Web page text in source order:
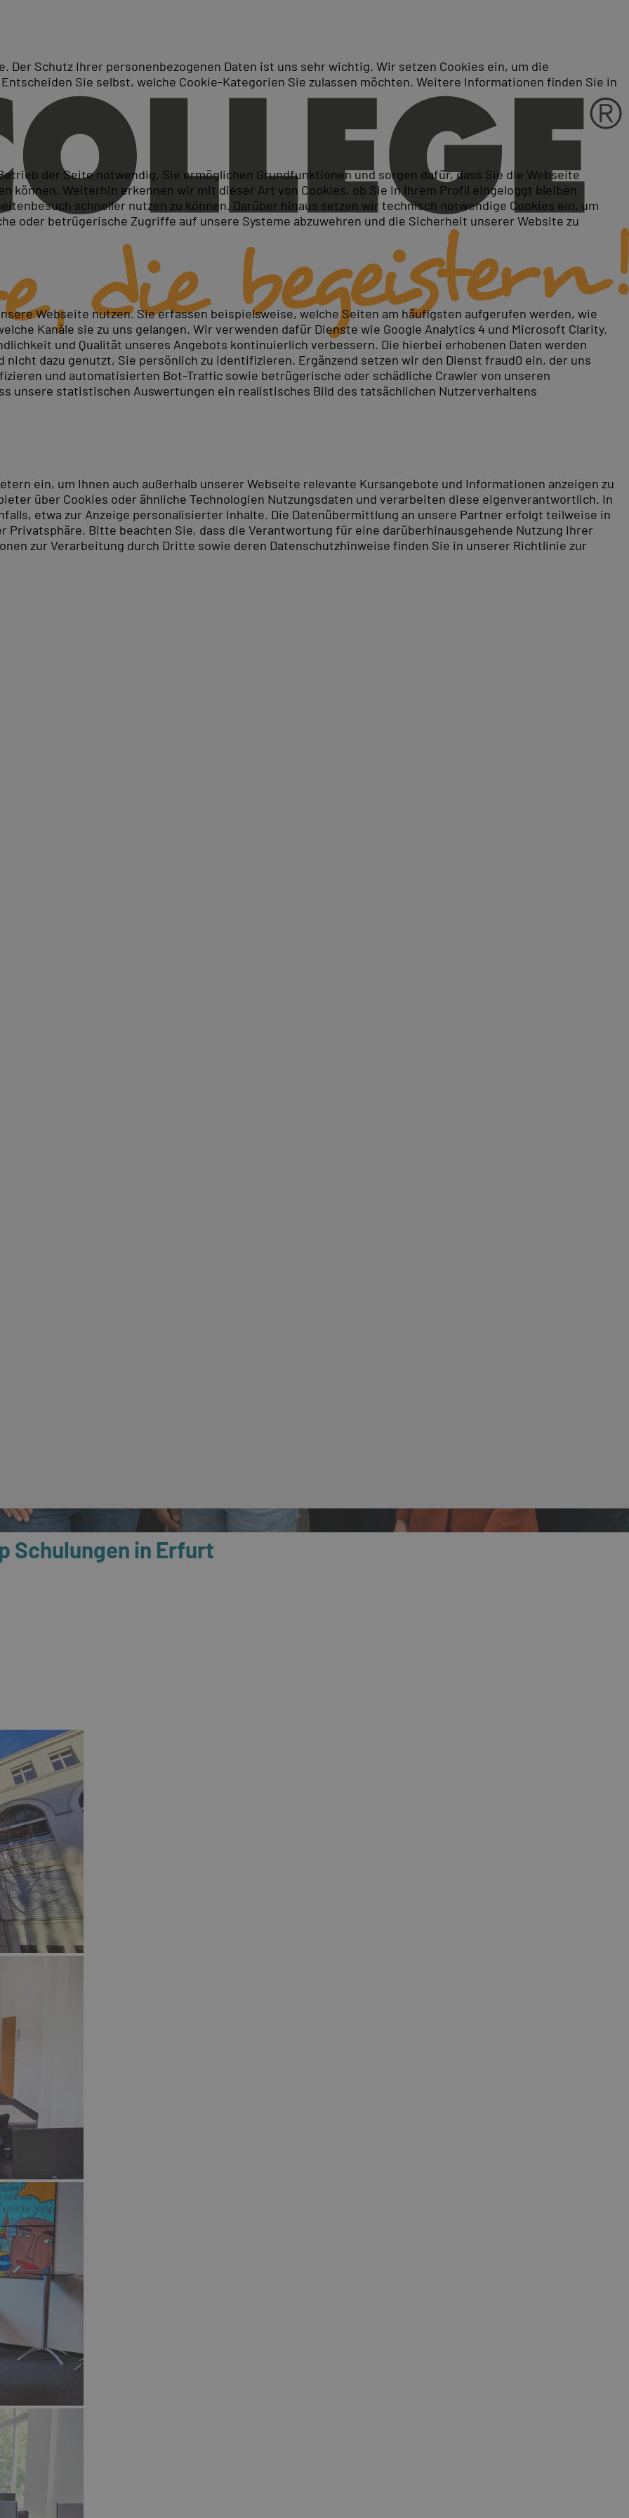
Kurse in Erfurt oder als Live-Online-Kurs:
Ob Retusche, Composing oder Druckvorstufe: Wer das Programm beherrscht, arbeitet schneller
- Kurse für Einsteiger und Profis.
Auswahlen, Retusche und die Ausgabe für Print und Web. Im Aufbaukurs PSA (2 Tage) folgen Pfade,
Die Photoshop-Kurse bilden den Kern: PSG, PSA, Freisteller und Masken (PSF, 2 Tage), Porträt-Retusche
Photoshop Elements (PSE, 2 Tage).
zu Reinzeichnung (ADD), Neuerungen (ADE, ADU) und Marketing-Anwendung (PSM). Alle Kurse sind auch auf
in Erfurt - Pausenverpflegung und Kursmaterial im Preis enthalten. Alle Seminare auch als Live-Online-
Erfurt
Landeshauptstadt Erfurt. Die Stadt, die vor allem bekannt ist durch das Wirken Martin Luthers, gilt als
Stadtkern sowie die zahlreichen Fachwerkbauten sind jederzeit einen Besuch wert und vom
gibt es außerdem Möglichkeiten Mode und Kunst zu entdecken.
Photoshop Seminarzentrum aus Weimar oder Gotha.
Schulungen an, sondern im gesamten deutschsprachigen Raum Weiterbildungen für Ihr IT-Know-how. Mit
dort Ihre Fortbildung durch.
im Angebot. Eine Übersicht aller Schulungsthemen finden Sie in unserer
Schulungen in Erfurt
Der Schutz Ihrer personenbezogenen Daten ist uns sehr wichtig. Wir setzen Cookies ein, um die
Sie selbst, welche Cookie-Kategorien Sie zulassen möchten. Weitere Informationen finden Sie in
der Seite notwendig. Sie ermöglichen Grundfunktionen und sorgen dafür, dass Sie die Webseite
können. Weiterhin erkennen wir mit dieser Art von Cookies, ob Sie in Ihrem Profil eingeloggt bleiben
schneller nutzen zu können. Darüber hinaus setzen wir technisch notwendige Cookies ein, um
oder betrügerische Zugriffe auf unsere Systeme abzuwehren und die Sicherheit unserer Website zu
Webseite nutzen. Sie erfassen beispielsweise, welche Seiten am häufigsten aufgerufen werden, wie
Kanäle sie zu uns gelangen. Wir verwenden dafür Dienste wie Google Analytics 4 und Microsoft Clarity.
und Qualität unseres Angebots kontinuierlich verbessern. Die hierbei erhobenen Daten werden
dazu genutzt, Sie persönlich zu identifizieren. Ergänzend setzen wir den Dienst fraud0 ein, der uns
und automatisierten Bot-Traffic sowie betrügerische oder schädliche Crawler von unseren
unsere statistischen Auswertungen ein realistisches Bild des tatsächlichen Nutzerverhaltens
ein, um Ihnen auch außerhalb unserer Webseite relevante Kursangebote und Informationen anzeigen zu
über Cookies oder ähnliche Technologien Nutzungsdaten und verarbeiten diese eigenverantwortlich. In
etwa zur Anzeige personalisierter Inhalte. Die Datenübermittlung an unsere Partner erfolgt teilweise in
Privatsphäre. Bitte beachten Sie, dass die Verantwortung für eine darüberhinausgehende Nutzung Ihrer
zur Verarbeitung durch Dritte sowie deren Datenschutzhinweise finden Sie in unserer Richtlinie zur